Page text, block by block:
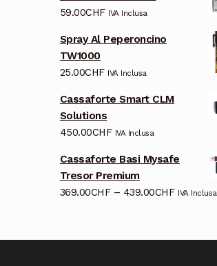
59.00CHF IVA Inclusa
Spray Al Peperoncino
TW1000
25.00CHF IVA Inclusa
Cassaforte Smart CLM
Solutions
450.00CHF IVA Inclusa
Cassaforte Basi Mysafe
Tresor Premium
369.00CHF– 439.00CHF IVA Inclusa